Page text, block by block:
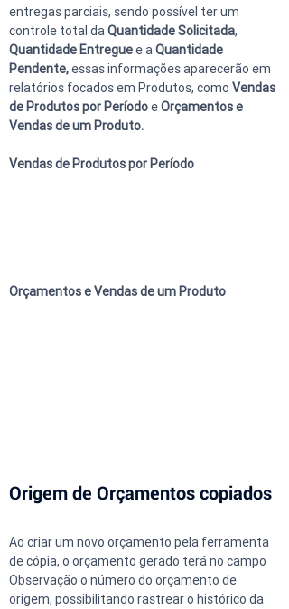
entregas parciais, sendo possível ter um
controle total da Quantidade Solicitada,
Quantidade Entregue e a Quantidade
Pendente, essas informações aparecerão em
relatórios focados em Produtos, como Vendas
de Produtos por Período e Orçamentos e
Vendas de um Produto.
Vendas de Produtos por Período
Orçamentos e Vendas de um Produto
Origem de Orçamentos copiados
Ao criar um novo orçamento pela ferramenta
de cópia, o orçamento gerado terá no campo
Observação o número do orçamento de
origem, possibilitando rastrear o histórico da